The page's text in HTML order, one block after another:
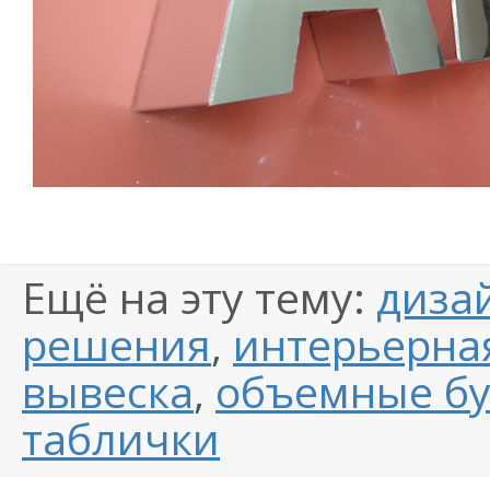
Ещё на эту тему:
решения,
вывеска, объемные
таблички